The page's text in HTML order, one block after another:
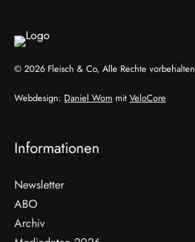
© 2026 Fleisch & Co, Alle Rechte vorbehalten
Webdesign: Daniel Wom mit VeloCore
Informationen
Newsletter
ABO
Archiv